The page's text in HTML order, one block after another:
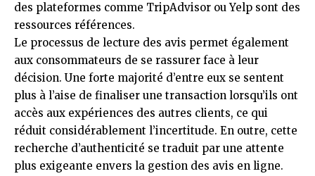
des plateformes comme TripAdvisor ou Yelp sont des
ressources références.
Le processus de lecture des avis permet également
aux consommateurs de se rassurer face à leur
décision. Une forte majorité d’entre eux se sentent
plus à l’aise de finaliser une transaction lorsqu’ils ont
accès aux expériences des autres clients, ce qui
réduit considérablement l’incertitude. En outre, cette
recherche d’authenticité se traduit par une attente
plus exigeante envers la gestion des avis en ligne.